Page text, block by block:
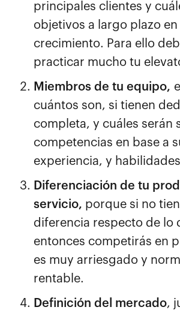
principales clientes y
objetivos a largo plazo
crecimiento. Para ello
practicar mucho tu
Miembros de tu equipo,
cuántos son, si tienen
completa, y cuáles serán
competencias en base a
experiencia, y
Diferenciación de tu
servicio, porque si no
diferencia respecto de lo
entonces competirás en
es muy arriesgado y
rentable.
Definición del mercado,